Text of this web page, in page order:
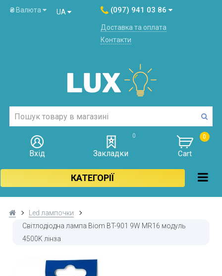
₴ Валюта UA (097) 941 03 86
Доставка та оплата
Контакти
Вхід
0
Закладки
0
Cart
КАТЕГОРІЇ
Led лампочки
Світлодіодна лампа Biom BT-901 9W MR16 модуль
4500K лінза